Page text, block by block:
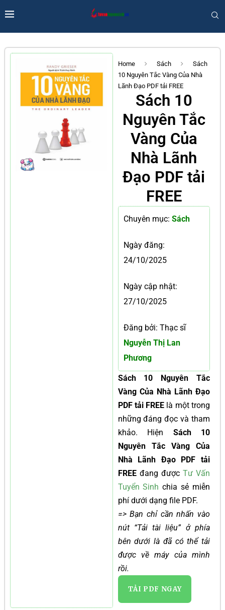
Home Sách
Sách
10 Nguyên Tắc Vàng Của Nhà
Lãnh Đạo PDF tải FREE
Sách 10
Nguyên Tắc
Vàng Của
Nhà Lãnh
Đạo PDF tải
FREE
Chuyên mục: Sách
Ngày đăng:
24/10/2025
Ngày cập nhật:
27/10/2025
Đăng bởi: Thạc sĩ
Nguyễn Thị Lan
Phương
Sách 10 Nguyên Tắc
Vàng Của Nhà Lãnh Đạo
PDF tải FREE là một trong
những đáng đọc và tham
khảo. Hiện Sách 10
Nguyên Tắc Vàng Của
Nhà Lãnh Đạo PDF tải
FREE đang được Tư Vấn
Tuyển Sinh chia sẻ miễn
phí dưới dạng file PDF.
=> Bạn chỉ cần nhấn vào
nút “Tải tài liệu” ở phía
bên dưới là đã có thể tải
được về máy của mình
rồi.
TẢI PDF NGAY